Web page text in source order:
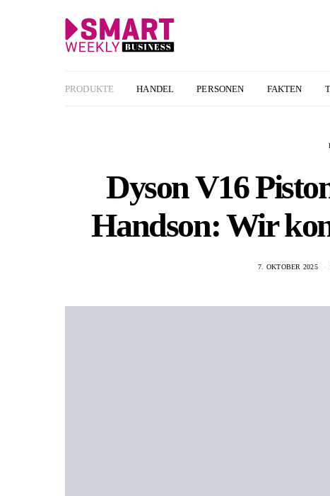
PRODUKTE HANDEL PERSONEN FAKTEN
Dyson V16
Handson: Wir
7. OKTOBER 2025